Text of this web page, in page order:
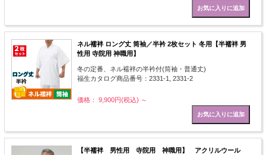
ネル襦袢 ロング丈 筒袖／半衿 2枚セット 冬用【半襦袢 男
性用 寺院用 神職用】
冬の定番、ネル襦袢の半衿付(筒袖・普通丈)
福生カタログ商品番号：2331-1, 2331-2
価格： 9,900円(税込) ～
【半襦袢 男性用 寺院用 神職用】 アクリルウール